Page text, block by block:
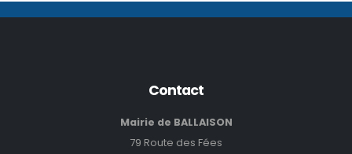
Contact
Mairie de BALLAISON
79 Route des Fées